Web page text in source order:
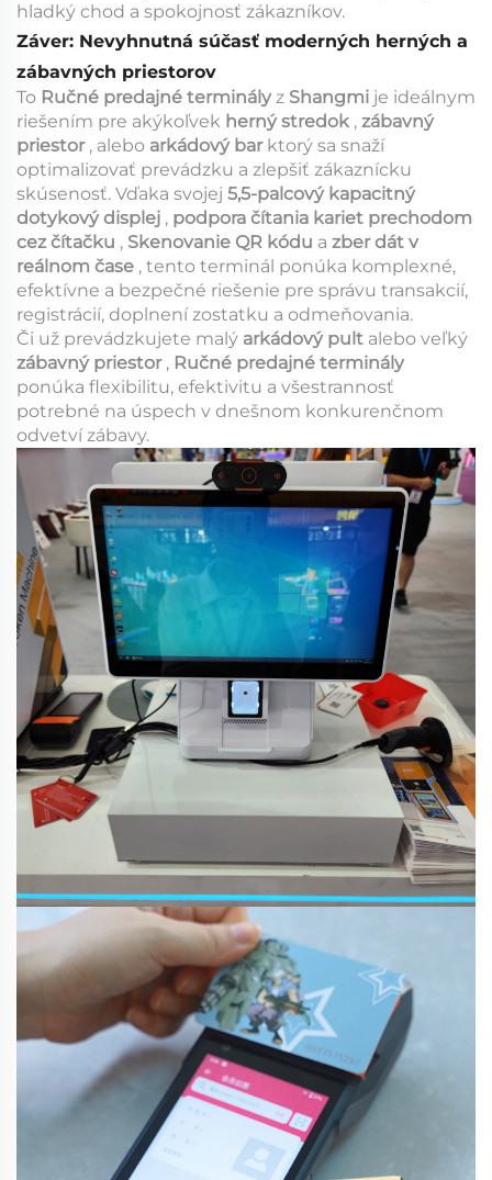
hladký chod a spokojnosť zákazníkov.
Záver: Nevyhnutná súčasť moderných herných a
zábavných priestorov
To Ručné predajné terminályz Shangmi je ideálnym
riešením pre akýkoľvek herný stredok , zábavný
priestor , alebo arkádový bar ktorý sa snaží
optimalizovať prevádzku a zlepšiť zákaznícku
skúsenosť. Vďaka svojej 5,5-palcový kapacitný
dotykový displej , podpora čítania kariet prechodom
cez čítačku , Skenovanie QR kódu a zber dát v
reálnom čase , tento terminál ponúka komplexné,
efektívne a bezpečné riešenie pre správu transakcií,
registrácií, doplnení zostatku a odmeňovania.
Či už prevádzkujete malý arkádový pult alebo veľký
zábavný priestor , Ručné predajné terminály
ponúka flexibilitu, efektivitu a všestrannosť
potrebné na úspech v dnešnom konkurenčnom
odvetví zábavy.